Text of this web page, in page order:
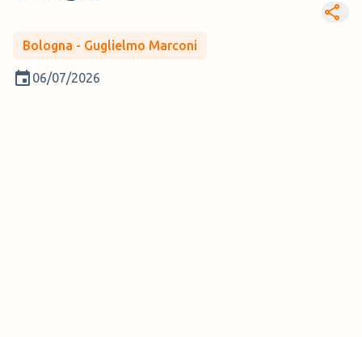
Bologna - Guglielmo Marconi
06/07/2026